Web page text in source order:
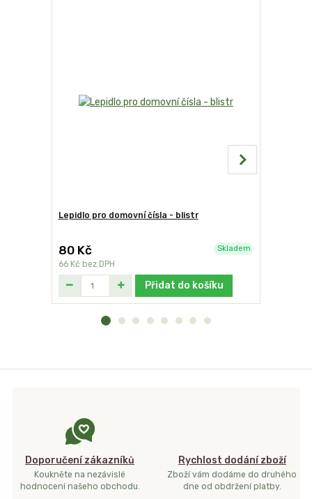
Lepidlo pro domovní čísla - blistr
80 Kč
66 Kč bez DPH
Skladem
Přidat do košíku
Doporučení zákazníků
Koukněte na nezávislé
hodnocení našeho obchodu.
Rychlost dodání zboží
Zboží vám dodáme do druhého
dne od obdržení platby.